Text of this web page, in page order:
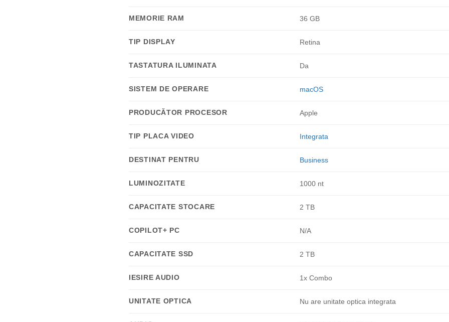
MEMORIE RAM 36 GB
TIP DISPLAY Retina
TASTATURA ILUMINATA Da
SISTEM DE OPERARE macOS
PRODUCĂTOR PROCESOR Apple
TIP PLACA VIDEO Integrata
DESTINAT PENTRU Business
LUMINOZITATE 1000 nt
CAPACITATE STOCARE 2 TB
COPILOT+ PC N/A
CAPACITATE SSD 2 TB
IESIRE AUDIO 1x Combo
UNITATE OPTICA Nu are unitate optica integrata